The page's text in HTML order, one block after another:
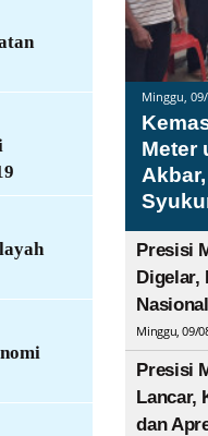
Minggu,
Meter
Presisi
Digelar,
Nasional
Minggu, 09/
Presisi
Lancar,
dan